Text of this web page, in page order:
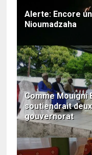
Alerte: Encore
Nioumadzaha
Comme Mouigni
soutiendrait
gouvernorat